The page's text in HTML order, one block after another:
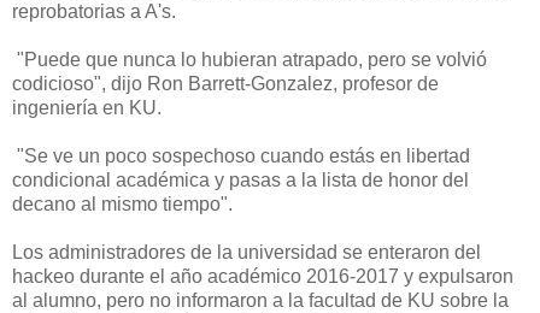
reprobatorias a A's.
"Puede que nunca lo hubieran atrapado, pero se volvió
codicioso", dijo Ron Barrett-Gonzalez, profesor de
ingeniería en KU.
"Se ve un poco sospechoso cuando estás en libertad
condicional académica y pasas a la lista de honor del
decano al mismo tiempo".
Los administradores de la universidad se enteraron del
hackeo durante el año académico 2016-2017 y expulsaron
al alumno, pero no informaron a la facultad de KU sobre la